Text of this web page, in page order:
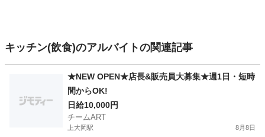
キッチン(飲食)のアルバイトの関連記事
★NEW OPEN★店長&販売員大募集★週1日・短時
間からOK!
日給10,000円
チームART
上大岡駅 8月8日